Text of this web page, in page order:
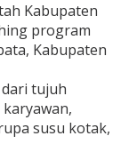
Kabupaten
program
Kabupaten
tujuh
susu kotak,